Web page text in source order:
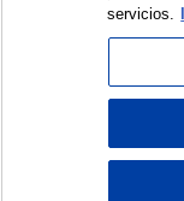
servicios.